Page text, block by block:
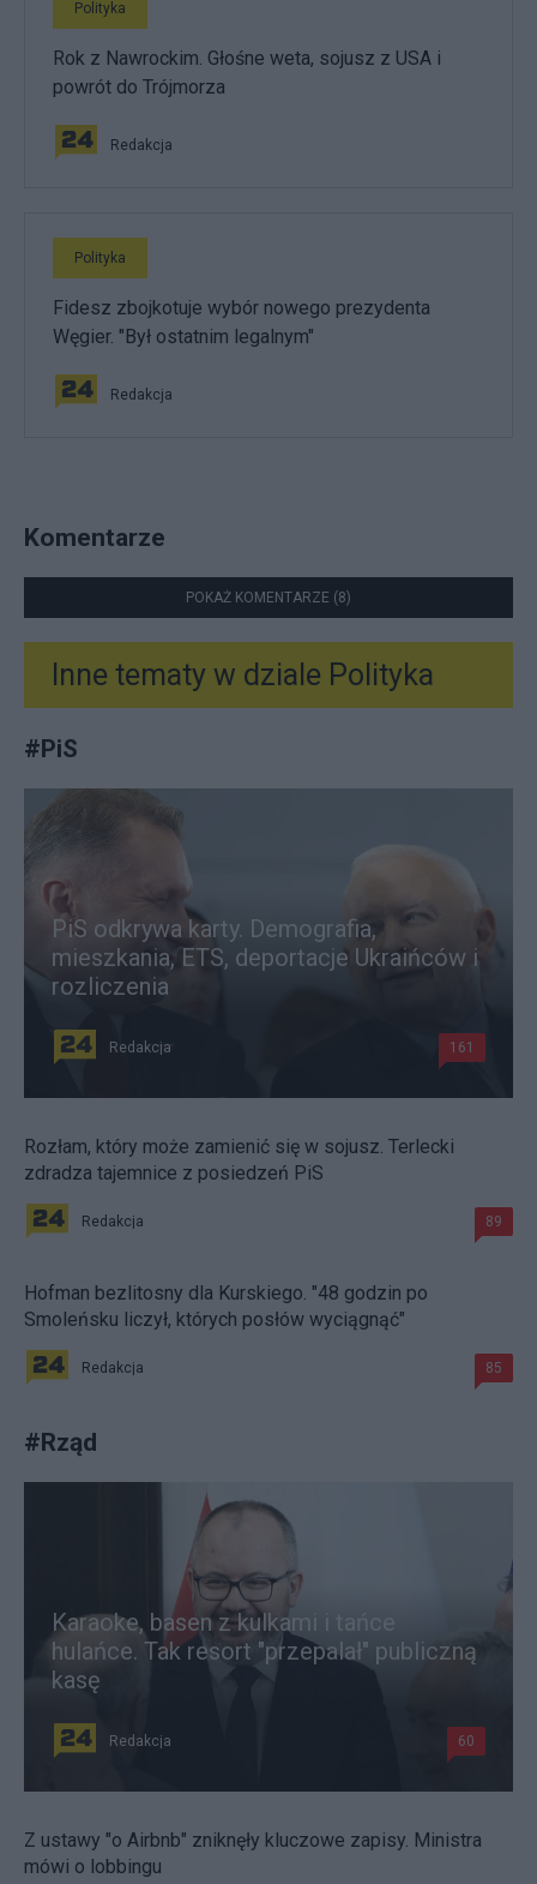
Polityka
Rok z Nawrockim. Głośne weta, sojusz z USA i
powrót do Trójmorza
Redakcja
Polityka
Fidesz zbojkotuje wybór nowego prezydenta
Węgier. "Był ostatnim legalnym"
Redakcja
Komentarze
POKAŻ KOMENTARZE (8)
Inne tematy w dziale Polityka
#PiS
PiS odkrywa karty. Demografia,
mieszkania, ETS, deportacje Ukraińców i
rozliczenia
Redakcja 161
Rozłam, który może zamienić się w sojusz. Terlecki
zdradza tajemnice z posiedzeń PiS
Redakcja 89
Hofman bezlitosny dla Kurskiego. "48 godzin po
Smoleńsku liczył, których posłów wyciągnąć"
Redakcja 85
#Rząd
Karaoke, basen z kulkami i tańce
hulańce. Tak resort "przepalał" publiczną
kasę
Redakcja 60
Z ustawy "o Airbnb" zniknęły kluczowe zapisy. Ministra
mówi o lobbingu